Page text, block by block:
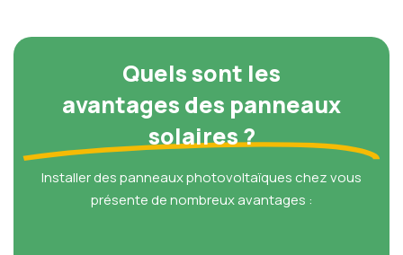
Quels sont les
avantages des panneaux
solaires ?
Installer des panneaux photovoltaïques chez vous
présente de nombreux avantages :